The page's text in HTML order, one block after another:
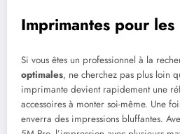
Imprimantes pour
Si vous êtes un professionnel à la
optimales, ne cherchez pas plus loin
imprimante devient rapidement une
accessoires à monter soi-même. Une
enverra des impressions bluffantes.